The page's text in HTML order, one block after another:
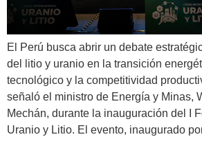
El Perú busca abrir un debate
del litio y uranio en la transición
tecnológico y la competitividad
señaló el ministro de Energía y Minas,
Mechán, durante la inauguración del I
Uranio y Litio. El evento, inaugurado